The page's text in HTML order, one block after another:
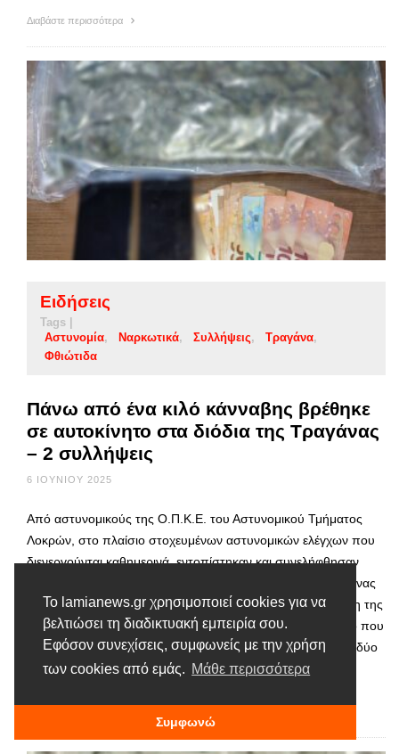
Το lamianews.gr χρησιμοποιεί cookies για να
βελτιώσει τη διαδικτυακή εμπειρία σου.
Εφόσον συνεχίσεις, συμφωνείς με την χρήση
των cookies από εμάς. Μάθε περισσότερα
Συμφωνώ
Διαβάστε περισσότερα
Ειδήσεις
Tags |
Αστυνομία
Ναρκωτικά Συλλήψεις
Τραγάνα
Φθιώτιδα
Πάνω από ένα κιλό κάνναβης βρέθηκε
σε αυτοκίνητο στα διόδια της Τραγάνας
– 2 συλλήψεις
6 ΙΟΥΝΊΟΥ 2025
Από αστυνομικούς της Ο.Π.Κ.Ε. του Αστυνομικού Τμήματος
Λοκρών, στο πλαίσιο στοχευμένων αστυνομικών ελέγχων που
διενεργούνται καθημερινά, εντοπίστηκαν και συνελήφθησαν
χθες (05-06-2025) τις πρωινές ώρες, στα διόδια της Τραγάνας
Φθιώτιδας, δύο (2)ημεδαποί, κατηγορούμενοιγια παράβαση της
νομοθεσίας περί ναρκωτικών. Ειδικότερα,μετά από έλεγχο που
διενεργήθηκεσε Δ.Χ.Ε. αυτοκίνητο, στο οποίο επέβαιναν οι δύο
συλληφθέντες (ιδιοκτησίας ενός εξ αυτών), …